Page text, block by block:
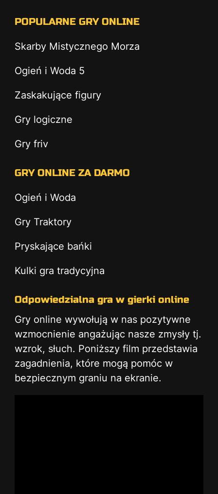
POPULARNE GRY ONLINE
Skarby Mistycznego Morza
Ogień i Woda 5
Zaskakujące figury
Gry logiczne
Gry friv
GRY ONLINE ZA DARMO
Ogień i Woda
Gry Traktory
Pryskające bańki
Kulki gra tradycyjna
Odpowiedzialna gra w gierki online
Gry online wywołują w nas pozytywne
wzmocnienie angażując nasze zmysły tj.
wzrok, słuch. Poniższy film przedstawia
zagadnienia, które mogą pomóc w
bezpiecznym graniu na ekranie.